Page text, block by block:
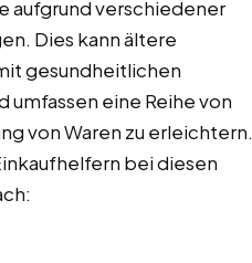
aufgrund verschiedener
Dies kann ältere
gesundheitlichen
eine Reihe von
von Waren zu erleichtern.
bei diesen